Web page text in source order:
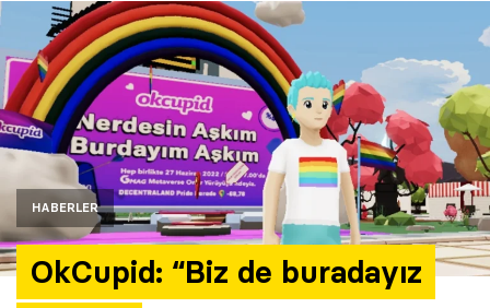
HABERLER
OkCupid: “Biz de buradayız
Araştırma